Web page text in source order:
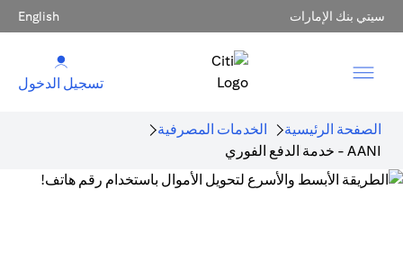
سيتي بنك الإمارات English
تسجيل الدخول
الصفحة الرئيسية
الخدمات المصرفية
AANI - خدمة الدفع الفوري